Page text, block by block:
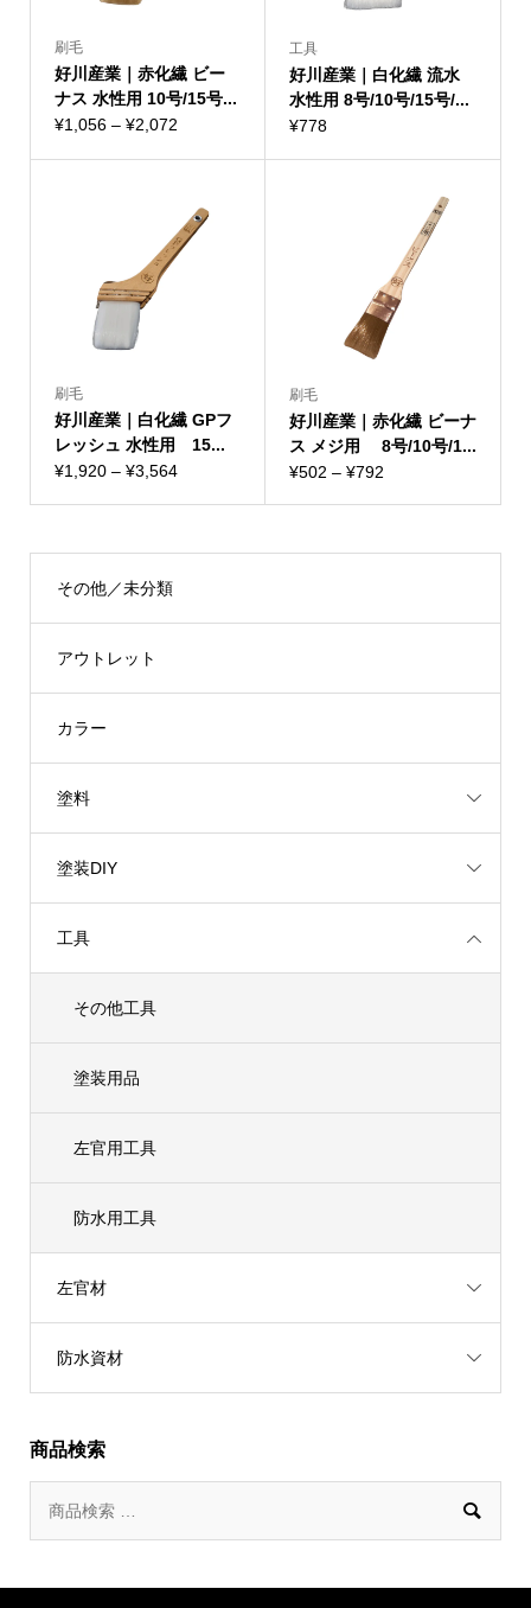
刷毛
好川産業｜赤化繊 ビー
ナス 水性用 10号/15号...
¥1,056 – ¥2,072価
–
¥2,072
工具
好川産業｜白化繊 流水
水性用 8号/10号/15号/...
¥778
刷毛
好川産業｜白化繊 GPフ
レッシュ 水性用 15...
¥1,920 – ¥3,564価
刷毛
好川産業｜赤化繊 ビーナ
ス メジ用 8号/10号/1...
¥502 – ¥792
その他／未分類
アウトレット
カラー
塗料
塗装DIY
工具
その他工具
塗装用品
左官用工具
防水用工具
左官材
防水資材
商品検索
